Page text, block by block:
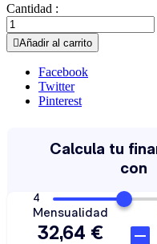
Cantidad :
Añadir al carrito
Facebook
Twitter
Pinterest